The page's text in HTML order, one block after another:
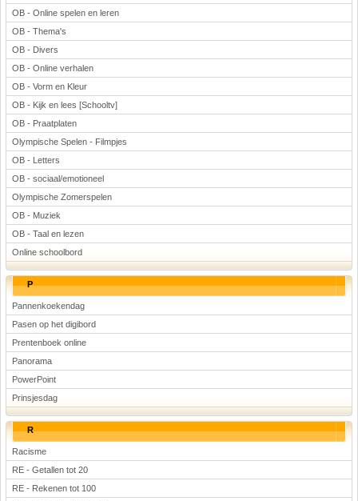
OB - Online spelen en leren
OB - Thema's
OB - Divers
OB - Online verhalen
OB - Vorm en Kleur
OB - Kijk en lees [Schooltv]
OB - Praatplaten
Olympische Spelen - Filmpjes
OB - Letters
OB - sociaal/emotioneel
Olympische Zomerspelen
OB - Muziek
OB - Taal en lezen
Online schoolbord
P
Pannenkoekendag
Pasen op het digibord
Prentenboek online
Panorama
PowerPoint
Prinsjesdag
R
Racisme
RE - Getallen tot 20
RE - Rekenen tot 100